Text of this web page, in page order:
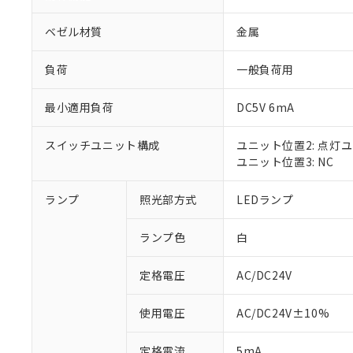
ベゼル材質 金属
負荷 一般負荷用
最小適用負荷 DC5V 6mA
スイッチユニット構成
ユニット位置2: 点灯
ユニット位置3: NC
ランプ 照光部方式 LEDランプ
ランプ色 白
定格電圧 AC/DC24V
使用電圧 AC/DC24V±10%
ご利用条件
以下の条件をお読
※1 対応状況
対応予定：EU
対応予定なし：
調査・確認中：
非該当品：ライセ
※1 中国